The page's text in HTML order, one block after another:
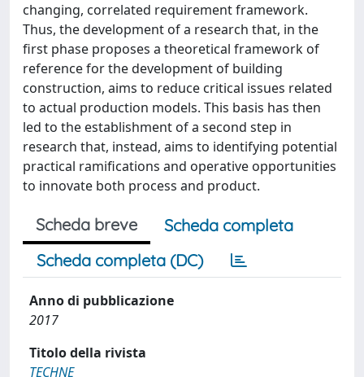
changing, correlated requirement framework.
Thus, the development of a research that, in the
first phase proposes a theoretical framework of
reference for the development of building
construction, aims to reduce critical issues related
to actual production models. This basis has then
led to the establishment of a second step in
research that, instead, aims to identifying potential
practical ramifications and operative opportunities
to innovate both process and product.
Scheda breve
Scheda completa
Scheda completa (DC)
Anno di pubblicazione
2017
Titolo della rivista
TECHNE